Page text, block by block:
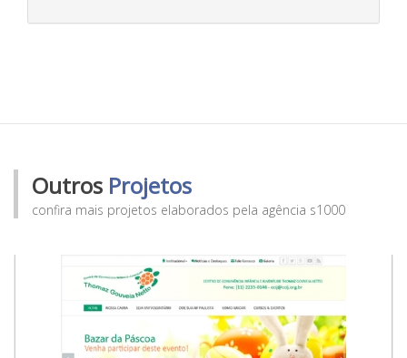
Outros Projetos
confira mais projetos elaborados pela agência s1000